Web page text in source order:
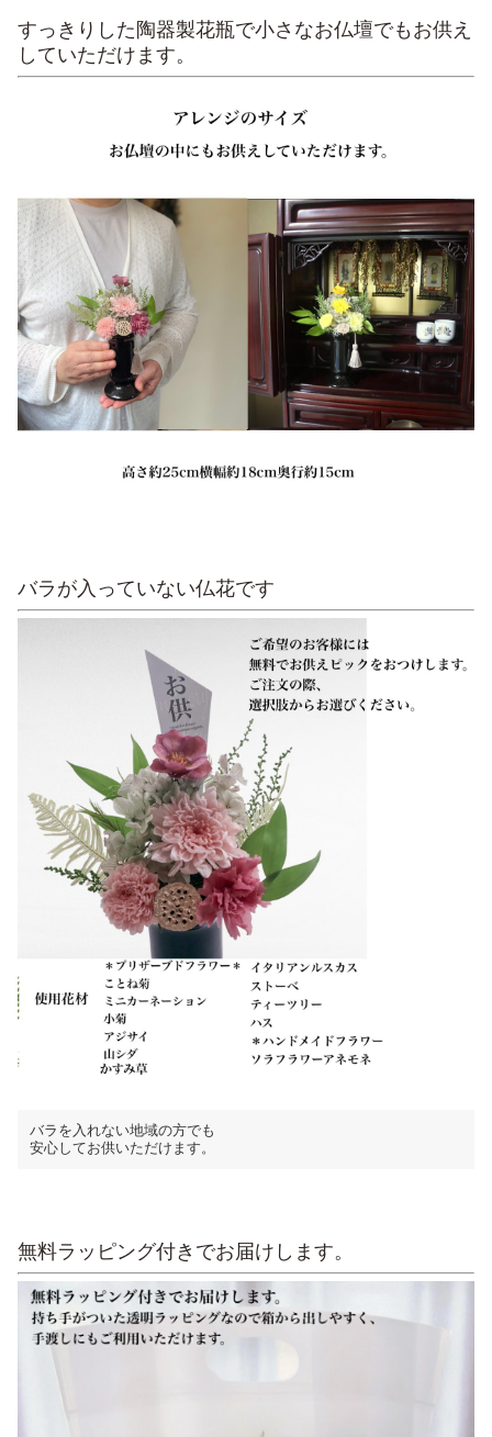
すっきりした陶器製花瓶で小さなお仏壇でもお供え
していただけます。
バラが入っていない仏花です
バラを入れない地域の方でも
安心してお供いただけます。
無料ラッピング付きでお届けします。